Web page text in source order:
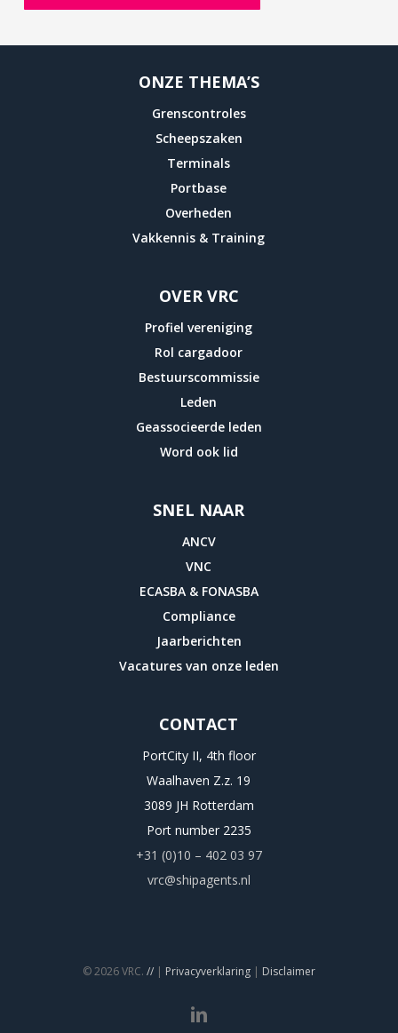
ONZE THEMA’S
Grenscontroles
Scheepszaken
Terminals
Portbase
Overheden
Vakkennis & Training
OVER VRC
Profiel vereniging
Rol cargadoor
Bestuurscommissie
Leden
Geassocieerde leden
Word ook lid
SNEL NAAR
ANCV
VNC
ECASBA & FONASBA
Compliance
Jaarberichten
Vacatures van onze leden
CONTACT
PortCity II, 4th floor
Waalhaven Z.z. 19
3089 JH Rotterdam
Port number 2235
+31 (0)10 – 402 03 97
vrc@shipagents.nl
© 2026 VRC. //| Privacyverklaring| Disclaimer
linkedin